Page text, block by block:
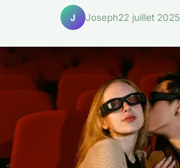
J Joseph22 juillet 2025